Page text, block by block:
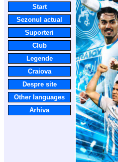
Start
Sezonul actual
Suporteri
Club
Legende
Craiova
Despre site
Other languages
Arhiva